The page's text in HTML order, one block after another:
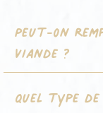
Peut-on
viande ?
Quel type